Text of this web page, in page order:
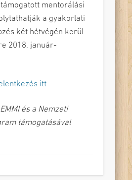
mentorálási
a gyakorlati
két hétvégén kerül
2018. január-
itt
és a Nemzeti
támogatásával